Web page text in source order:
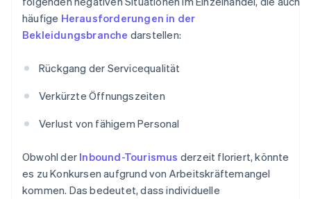
häufige Herausforderungen in der
Bekleidungsbranche darstellen:
Rückgang der Servicequalität
Verkürzte Öffnungszeiten
Verlust von fähigem Personal
Obwohl der Inbound-Tourismus derzeit floriert, könnte
es zu Konkursen aufgrund von Arbeitskräftemangel
kommen. Das bedeutet, dass individuelle